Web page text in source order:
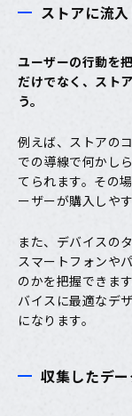
ストアに流
ユーザーの行動を
だけでなく、スト
う。
例えば、ストアの
での導線で何かし
てられます。その
ーザーが購入しや
また、デバイスの
スマートフォンや
のかを把握できま
バイスに最適なデ
になります。
収集したデ